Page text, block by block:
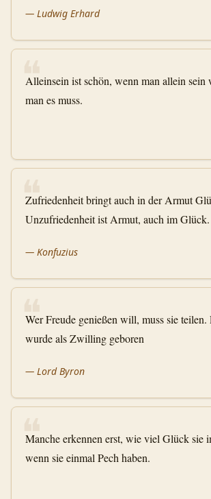
— Ludwig Erhard
❝
Alleinsein ist schön, wenn man allein
man es muss.
❝
Zufriedenheit bringt auch in der Armut
Unzufriedenheit ist Armut, auch im Glück.
— Konfuzius
❝
Wer Freude genießen will, muss sie
wurde als Zwilling geboren
— Lord Byron
❝
Manche erkennen erst, wie viel Glück sie
wenn sie einmal Pech haben.